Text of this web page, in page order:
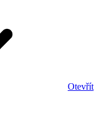
Otevřít